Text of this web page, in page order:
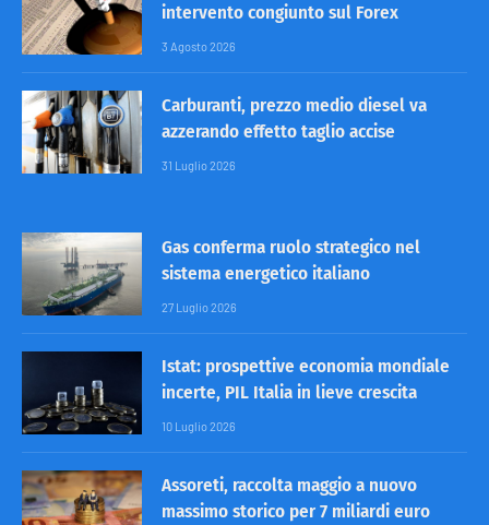
intervento congiunto sul Forex
3 Agosto 2026
Carburanti, prezzo medio diesel va
azzerando effetto taglio accise
31 Luglio 2026
Gas conferma ruolo strategico nel
sistema energetico italiano
27 Luglio 2026
Istat: prospettive economia mondiale
incerte, PIL Italia in lieve crescita
10 Luglio 2026
Assoreti, raccolta maggio a nuovo
massimo storico per 7 miliardi euro